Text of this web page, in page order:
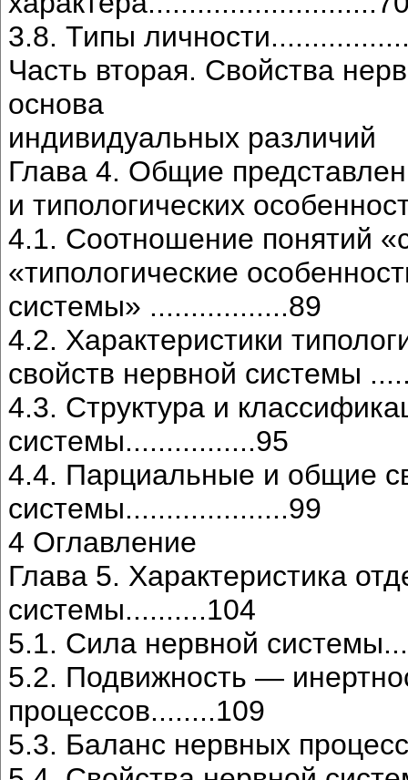
3.8. Типы
Часть вторая. Свойства
основа
индивидуальных различий
Глава 4. Общие
и типологических
4.1. Соотношение понятий
«типологические
системы» .................89
4.2. Характеристики
свойств нервной системы
4.3. Структура и
системы................95
4.4. Парциальные и общие
системы....................99
4 Оглавление
Глава 5. Характеристика
системы..........104
5.1. Сила нервной
5.2. Подвижность —
процессов........109
5.3. Баланс нервных